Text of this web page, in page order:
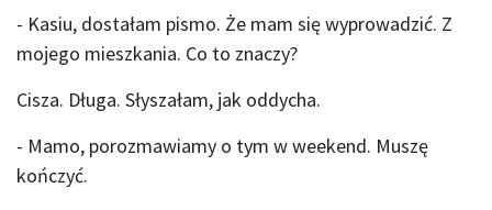
- Kasiu, dostałam pismo. Że mam się wyprowadzić. Z
mojego mieszkania. Co to znaczy?
Cisza. Długa. Słyszałam, jak oddycha.
- Mamo, porozmawiamy o tym w weekend. Muszę
kończyć.